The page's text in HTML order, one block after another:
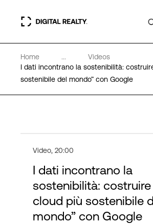
Data center
PlatformDIGITAL®
Chi Siamo
Home ...
Videos
I dati incontrano la sostenibilità:
sostenibile del mondo” con Google
Video, 20:00
I dati incontrano la
sostenibilità: costruire
cloud più sostenibile
mondo” con Google